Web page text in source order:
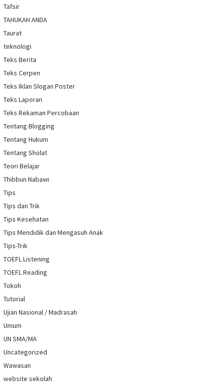
Tafsir
TAHUKAH ANDA
Taurat
teknologi
Teks Berita
Teks Cerpen
Teks Iklan Slogan Poster
Teks Laporan
Teks Rekaman Percobaan
Tentang Blogging
Tentang Hukum
Tentang Sholat
Teori Belajar
Thibbun Nabawi
Tips
Tips dan Trik
Tips Kesehatan
Tips Mendidik dan Mengasuh Anak
Tips-Trik
TOEFL Listening
TOEFL Reading
Tokoh
Tutorial
Ujian Nasional / Madrasah
Umum
UN SMA/MA
Uncategorized
Wawasan
website sekolah